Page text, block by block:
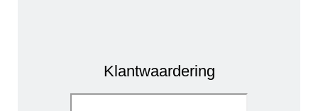
Klantwaardering